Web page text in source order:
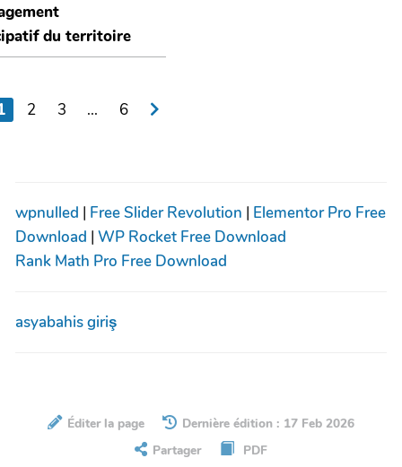
du territoire
2 3 ... 6
wpnulled | Free Slider Revolution | Elementor Pro Free
Download | WP Rocket Free Download
Rank Math Pro Free Download
asyabahis giriş
Éditer la page
Dernière édition : 17 Feb 2026
Partager
PDF